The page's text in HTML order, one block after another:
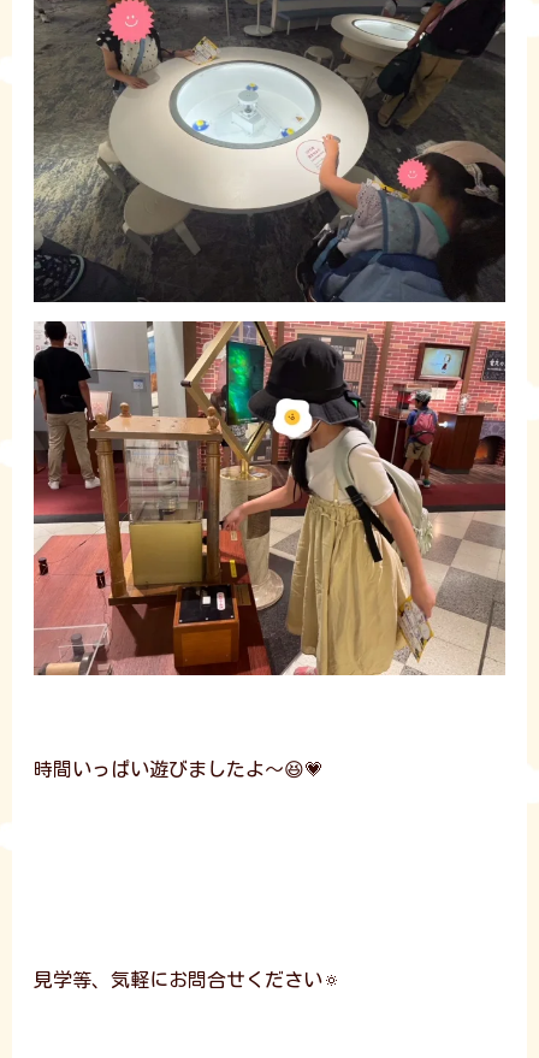
時間いっぱい遊びましたよ～😆💗
見学等、気軽にお問合せください🔅